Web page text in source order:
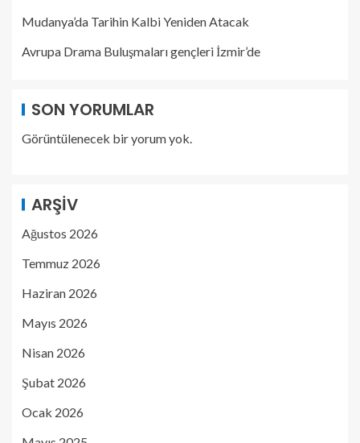
Mudanya’da Tarihin Kalbi Yeniden Atacak
Avrupa Drama Buluşmaları gençleri İzmir’de
SON YORUMLAR
Görüntülenecek bir yorum yok.
ARŞIV
Ağustos 2026
Temmuz 2026
Haziran 2026
Mayıs 2026
Nisan 2026
Şubat 2026
Ocak 2026